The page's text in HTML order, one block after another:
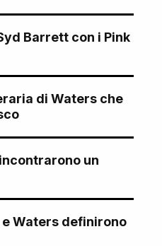
Barrett con i Pink
di Waters che
un
Waters definirono